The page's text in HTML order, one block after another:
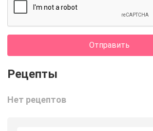
Отправить
Нет рецептов